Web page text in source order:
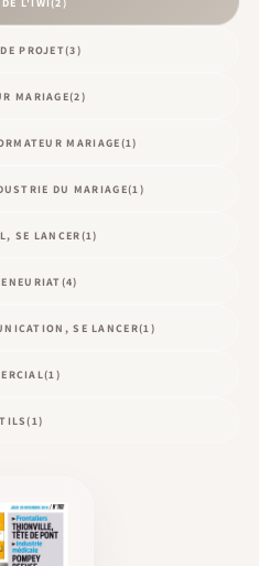
PROJET(3)
MARIAGE(2)
MARIAGE(1)
DU MARIAGE(1)
SE LANCER(1)
(4)
SE LANCER(1)
(1)
(1)